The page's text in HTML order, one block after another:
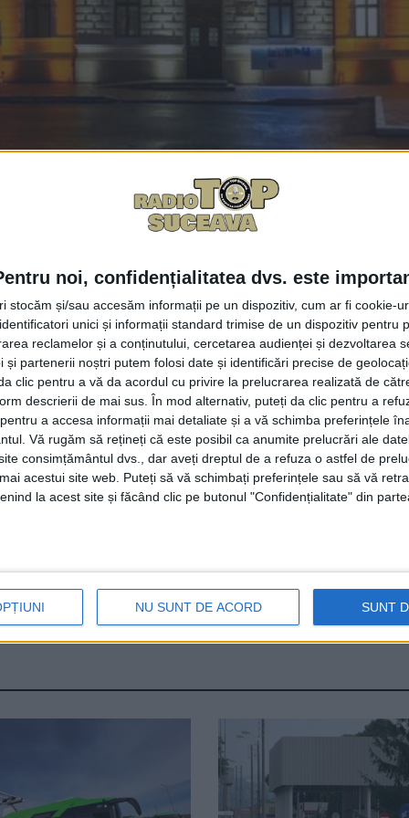
noi, confidențialitatea dvs. este
stocăm și/sau accesăm informații pe un dispozitiv, cum ar fi cookie-
unici și informații standard trimise de un dispozitiv pentru
reclamelor și a conținutului, cercetarea audienței și dezvoltarea
și partenerii noștri putem folosi date și identificări precise de
clic pentru a vă da acordul cu privire la prelucrarea realizată de
descrierii de mai sus. În mod alternativ, puteți da clic pentru a
a accesa informații mai detaliate și a vă schimba preferințele
Vă rugăm să rețineți că este posibil ca anumite prelucrări ale
consimțământul dvs., dar aveți dreptul de a refuza o astfel de
acestui site web. Puteți să vă schimbați preferințele sau să vă
la acest site și făcând clic pe butonul "Confidențialitate" din
NU SUNT DE ACORD SUNT
a lansat la Muzeul de Istorie albumul ”Insomnii
catalogului cu lucrările artistei Lucia Pușcașu și
sînt scoase la vînzare de muzeul sucevean și sînt
mulți dintre dumneavoastră au probleme mari
este foarte greu să te decizi cu toate că oferta
colegilor de serviciu, cadoul înseamnă o sumă de
de Istorie din Suceava, care pe lîngă albume de
la numai 36 de lei, diferite statuete, cărți,
lei sticla sau ciocolata Muzeului Național al
se bucură de succes și că cel mai bine se
mai diverse, ci și suveniruri, care pot fi
Suceava Muzeul Național al Bucovinei suveniruri muzeu